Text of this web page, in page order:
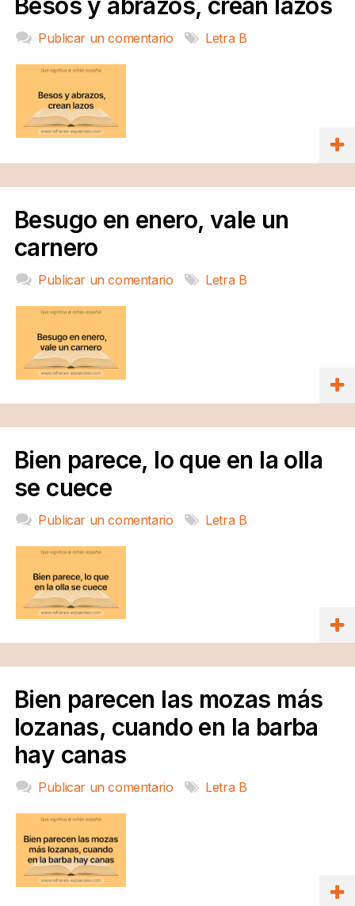
Publicar un comentario Letra B
Besugo en enero, vale un
carnero
Publicar un comentario Letra B
Bien parece, lo que en la olla
se cuece
Publicar un comentario Letra B
Bien parecen las mozas más
lozanas, cuando en la barba
hay canas
Publicar un comentario Letra B